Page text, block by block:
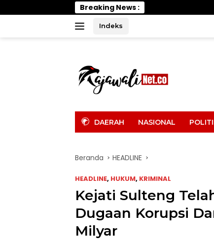
ke
Breaking News :
Indeks
DAERAH NASIONAL
Beranda HEADLINE
HEADLINE, HUKUM, KRIMINAL
Kejati Sulteng
Dugaan Korupsi
Milyar